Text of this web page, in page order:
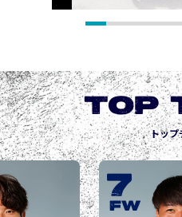
TOP
トップ
7
FW